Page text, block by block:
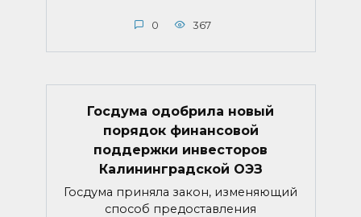
0 367
Госдума одобрила новый
порядок финансовой
поддержки инвесторов
Калининградской ОЭЗ
Госдума приняла закон, изменяющий
способ предоставления